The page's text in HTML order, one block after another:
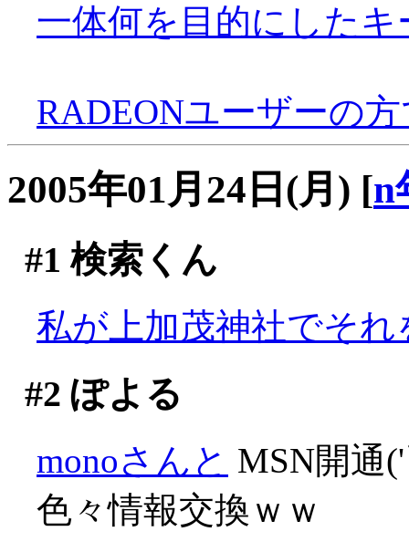
一体何を目的にした
RADEONユーザーの
2005年01月24日(月) [n
#1 検索くん
私が上加茂神社でそ
#2 ぽよる
monoさんと MSN開通
色々情報交換ｗｗ